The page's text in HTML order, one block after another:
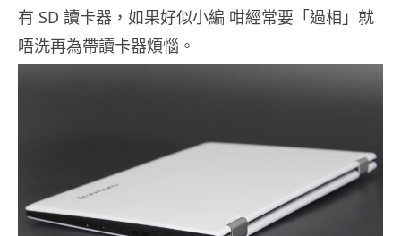
有 SD 讀卡器，如果好似小編 咁經常要「過相」就
唔洗再為帶讀卡器煩惱。